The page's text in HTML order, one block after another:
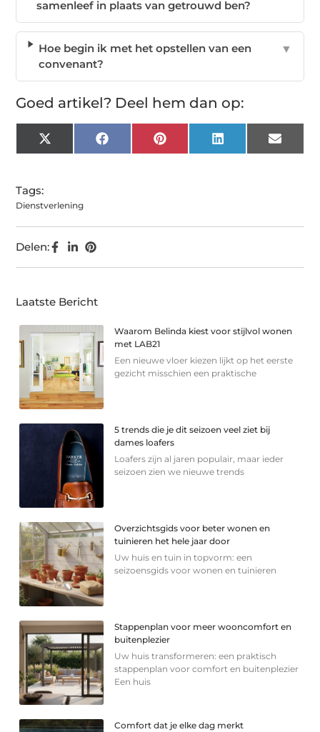
samenleef in plaats van getrouwd ben?
Hoe begin ik met het opstellen van een
convenant?
▼
Goed artikel? Deel hem dan op:
X
(Twitter)
FacebookPinterest LinkedIn Email
Tags:
Dienstverlening
Delen:
Laatste Bericht
Waarom Belinda kiest voor stijlvol wonen
met LAB21
Een nieuwe vloer kiezen lijkt op het eerste
gezicht misschien een praktische
5 trends die je dit seizoen veel ziet bij
dames loafers
Loafers zijn al jaren populair, maar ieder
seizoen zien we nieuwe trends
Overzichtsgids voor beter wonen en
tuinieren het hele jaar door
Uw huis en tuin in topvorm: een
seizoensgids voor wonen en tuinieren
Stappenplan voor meer wooncomfort en
buitenplezier
Uw huis transformeren: een praktisch
stappenplan voor comfort en buitenplezier
Een huis
Comfort dat je elke dag merkt